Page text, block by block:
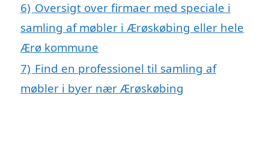
6) Oversigt over firmaer med speciale i
samling af møbler i Ærøskøbing eller hele
Ærø kommune
7) Find en professionel til samling af
møbler i byer nær Ærøskøbing